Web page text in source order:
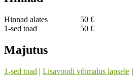
Hinnad alates
50 €
1-sed toad
50 €
Majutus
1-sed toad | Lisavoodi võimalus lapsele |